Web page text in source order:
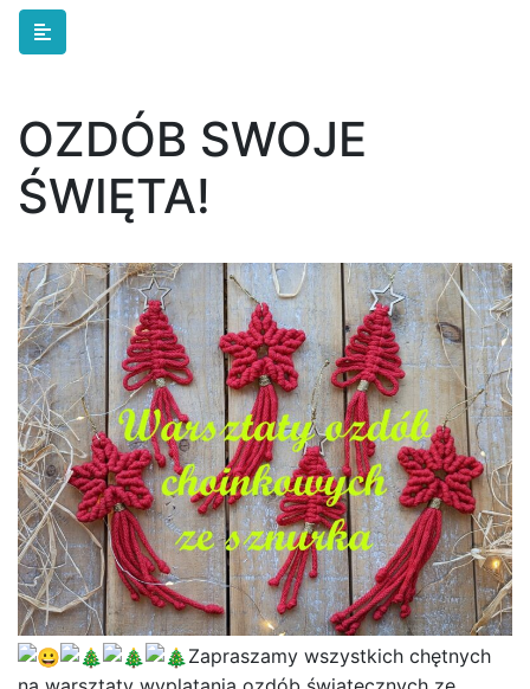
Skip to main content
OZDÓB SWOJE
ŚWIĘTA!
Zapraszamy wszystkich chętnych